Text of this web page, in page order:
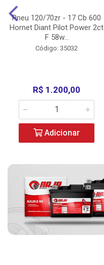
Pneu 120/70zr - 17 Cb 600
Hornet Diant Pilot Power 2ct
F 58w...
Código: 35032
R$ 1.200,00
Adicionar